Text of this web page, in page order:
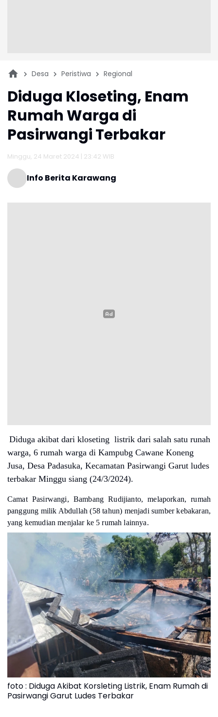
Desa Peristiwa Regional
Diduga Kloseting, Enam
Rumah Warga di
Pasirwangi Terbakar
Minggu, 24 Maret 2024 | 23:42 WIB
Info Berita Karawang
Diduga akibat dari kloseting listrik dari salah satu runah
warga, 6 rumah warga di Kampubg Cawane Koneng
Jusa, Desa Padasuka, Kecamatan Pasirwangi Garut ludes
terbakar Minggu siang (24/3/2024).
Camat Pasirwangi, Bambang Rudijianto, melaporkan, rumah
panggung milik Abdullah (58 tahun) menjadi sumber kebakaran,
yang kemudian menjalar ke 5 rumah lainnya.
foto : Diduga Akibat Korsleting Listrik, Enam Rumah di
Pasirwangi Garut Ludes Terbakar